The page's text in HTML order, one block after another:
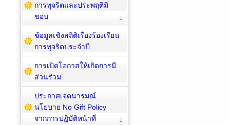
การทุจริตและประพฤติมิ
ชอบ
ข้อมูลเชิงสถิติเรื่องร้องเรียน
การทุจริตประจำปี
การเปิดโอกาสให้เกิดการมี
ส่วนร่วม
ประกาศเจตนารมณ์
นโยบาย No Gift Policy
จากการปฏิบัติหน้าที่